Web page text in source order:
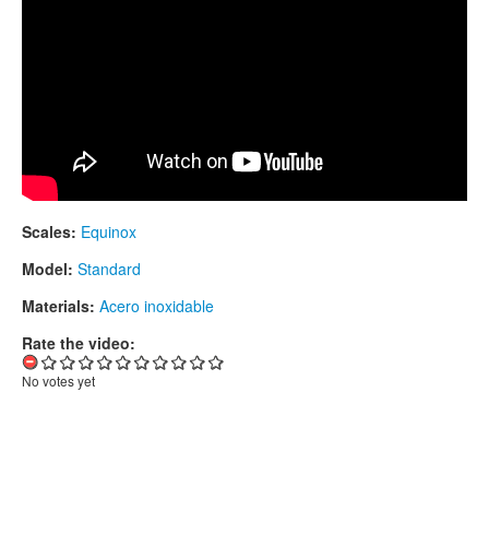
Scales: Equinox
Model: Standard
Materials: Acero inoxidable
Rate the video:
No votes yet